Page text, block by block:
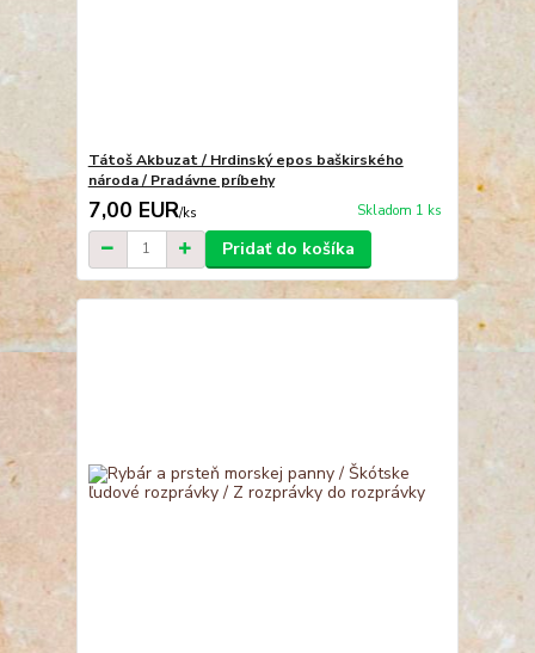
Tátoš Akbuzat / Hrdinský epos baškirského
národa / Pradávne príbehy
7,00 EUR/ks Skladom 1 ks
Pridať do košíka